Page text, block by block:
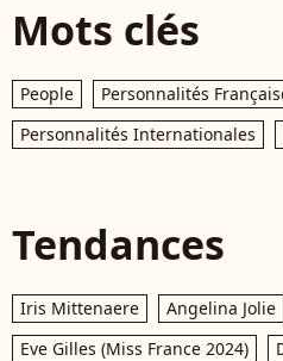
Mots clés
People
Personnalités
Personnalités Internationales
Tendances
Iris Mittenaere
Angelina Jolie
Eve Gilles (Miss France 2024)